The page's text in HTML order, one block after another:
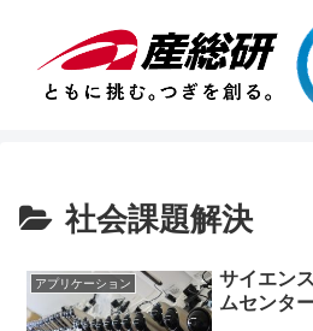
社会課題解決
アプリケーション
サイエン
ムセンタ